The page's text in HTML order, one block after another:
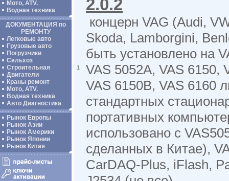
Мото, ATV.
Водная техника
ДОКУМЕНТАЦИЯ по
РЕМОНТУ
Легковые авто
Грузовые авто
Погрузчики
Сельхоз
Строительная
Двигатели
Краны ремонт
Мото, ATV.
Водная техника
Авто Диагностика
Рынок Европы
Рынок Азии
Рынок Америки
Рынок Японии
Рынок Китая
1
2.0.2
концерн VAG (Audi,
Skoda, Lamborgini,
быть установлено на
VAS 5052A, VAS 6150,
VAS 6150B, VAS 6160
стандартных
портативных
использовано с
сделанных в Китае),
CarDAQ-Plus, iFlash,